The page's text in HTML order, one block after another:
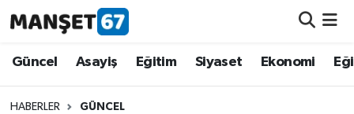
Güncel Asayiş Eğitim Siyaset Ekonomi
HABERLER GÜNCEL
Güncel
Asayiş